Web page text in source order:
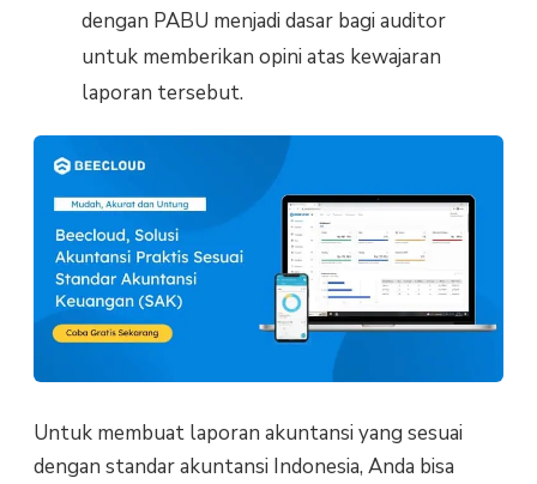
dengan PABU menjadi dasar bagi auditor
untuk memberikan opini atas kewajaran
laporan tersebut.
Untuk membuat laporan akuntansi yang sesuai
dengan standar akuntansi Indonesia, Anda bisa